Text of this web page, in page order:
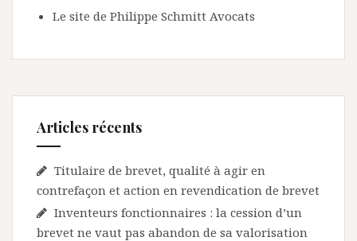
Le site de Philippe Schmitt Avocats
Articles récents
Titulaire de brevet, qualité à agir en
contrefaçon et action en revendication de brevet
Inventeurs fonctionnaires : la cession d’un
brevet ne vaut pas abandon de sa valorisation